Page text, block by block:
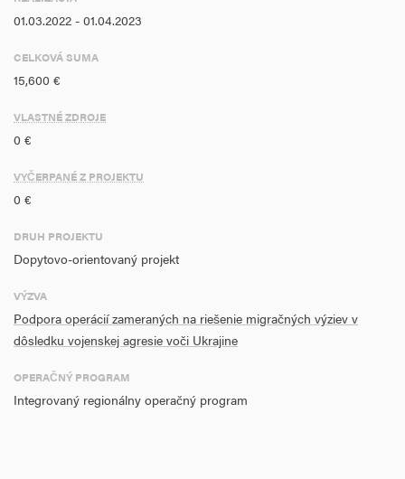
01.03.2022 - 01.04.2023
CELKOVÁ SUMA
15,600 €
VLASTNÉ ZDROJE
0 €
VYČERPANÉ Z PROJEKTU
0 €
DRUH PROJEKTU
Dopytovo-orientovaný projekt
VÝZVA
Podpora operácií zameraných na riešenie migračných výziev v
dôsledku vojenskej agresie voči Ukrajine
OPERAČNÝ PROGRAM
Integrovaný regionálny operačný program